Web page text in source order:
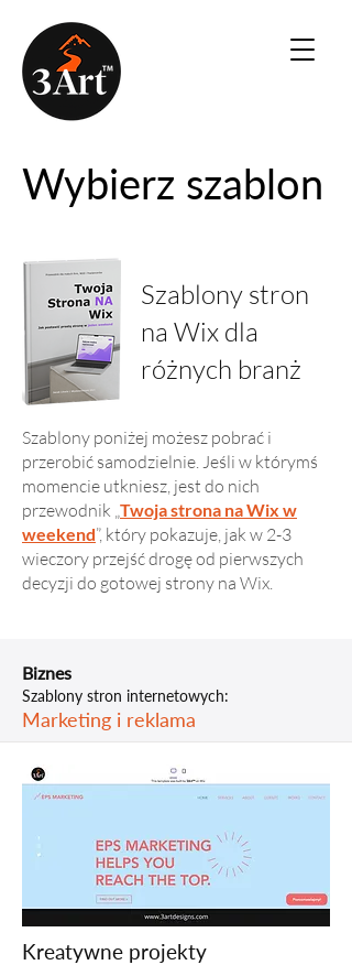
Wybierz szablon
Szablony stron
na Wix dla
różnych branż
​Szablony poniżej możesz pobrać i
przerobić samodzielnie. Jeśli w którymś
momencie utkniesz, jest do nich
przewodnik „Twoja strona na Wix w
weekend”, który pokazuje, jak w 2-3
wieczory przejść drogę od pierwszych
decyzji do gotowej strony na Wix.
Biznes
Szablony stron internetowych:
Marketing i reklama
Kreatywne projekty